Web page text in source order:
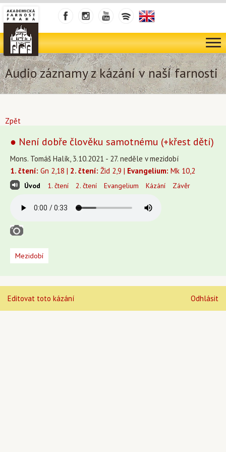
Audio záznamy z kázání v naší farnosti
Zpět
● Není dobře člověku samotnému (+křest dětí)
Mons. Tomáš Halík, 3.10.2021 - 27. neděle v mezidobí
1. čtení: Gn 2,18 | 2. čtení: Žid 2,9 | Evangelium: Mk 10,2
Úvod 1. čtení 2. čtení Evangelium Kázání Závěr
Mezidobí
Editovat toto kázání Odhlásit